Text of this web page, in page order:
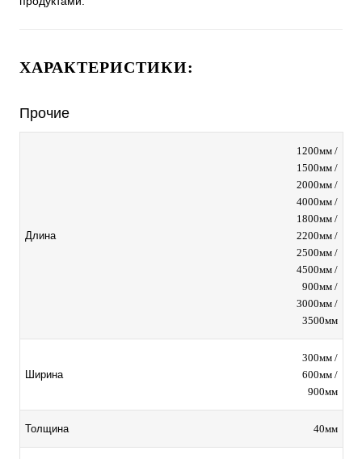
ХАРАКТЕРИСТИКИ:
Прочие
Длина
1200мм /
1500мм /
2000мм /
4000мм /
1800мм /
2200мм /
2500мм /
4500мм /
900мм /
3000мм /
3500мм
Ширина
300мм /
600мм /
900мм
Толщина 40мм